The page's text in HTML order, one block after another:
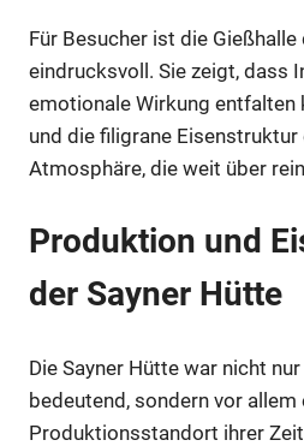
Für Besucher ist die
eindrucksvoll. Sie zeigt, dass
emotionale Wirkung entfalten
und die filigrane Eisenstruktur
Atmosphäre, die weit über
Produktion und
der Sayner Hütte
Die Sayner Hütte war nicht
bedeutend, sondern vor
Produktionsstandort ihrer